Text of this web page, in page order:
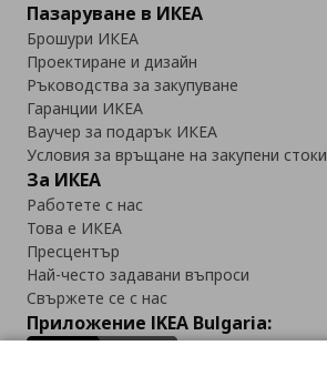
Пазаруване в ИКЕА
Брошури ИКЕА
Проектиране и дизайн
Ръководства за закупуване
Гаранции ИКЕА
Ваучер за подарък ИКЕА
Условия за връщане на закупени стоки
За ИКЕА
Работете с нас
Това е ИКЕА
Пресцентър
Най-често задавани въпроси
Свържете се с нас
Приложение IKEA Bulgaria: